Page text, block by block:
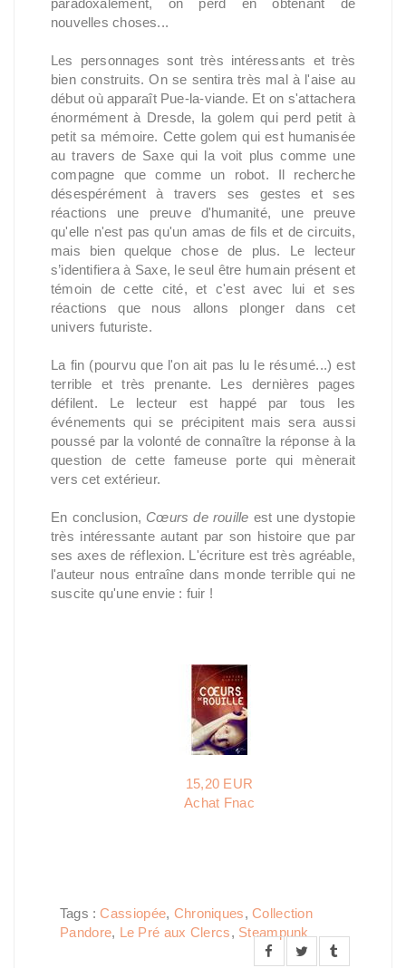
paradoxalement, on perd en obtenant de
nouvelles choses...
Les personnages sont très intéressants et très
bien construits. On se sentira très mal à l'aise au
début où apparaît Pue-la-viande. Et on s'attachera
énormément à Dresde, la golem qui perd petit à
petit sa mémoire. Cette golem qui est humanisée
au travers de Saxe qui la voit plus comme une
compagne que comme un robot. Il recherche
désespérément à travers ses gestes et ses
réactions une preuve d'humanité, une preuve
qu'elle n'est pas qu'un amas de fils et de circuits,
mais bien quelque chose de plus. Le lecteur
s’identifiera à Saxe, le seul être humain présent et
témoin de cette cité, et c'est avec lui et ses
réactions que nous allons plonger dans cet
univers futuriste.
La fin (pourvu que l'on ait pas lu le résumé...) est
terrible et très prenante. Les dernières pages
défilent. Le lecteur est happé par tous les
événements qui se précipitent mais sera aussi
poussé par la volonté de connaître la réponse à la
question de cette fameuse porte qui mènerait
vers cet extérieur.
En conclusion, Cœurs de rouille est une dystopie
très intéressante autant par son histoire que par
ses axes de réflexion. L'écriture est très agréable,
l'auteur nous entraîne dans monde terrible qui ne
suscite qu'une envie : fuir !
15,20 EUR
Achat Fnac
Tags :Cassiopée, Chroniques,Collection
Pandore, Le Pré aux Clercs, Steampunk